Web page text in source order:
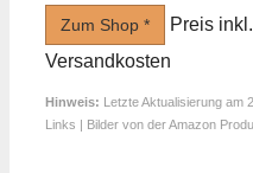
Zum Shop *
Preis
Versandkosten
Hinweis: Letzte Aktualisierung am
Links | Bilder von der Amazon